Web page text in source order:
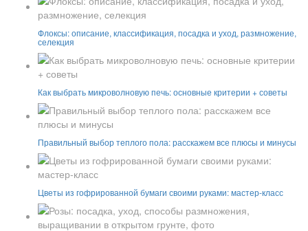
Флоксы: описание, классификация, посадка и уход, размножение,
селекция
Как выбрать микроволновую печь: основные критерии + советы
Правильный выбор теплого пола: расскажем все плюсы и минусы
Цветы из гофрированной бумаги своими руками: мастер-класс